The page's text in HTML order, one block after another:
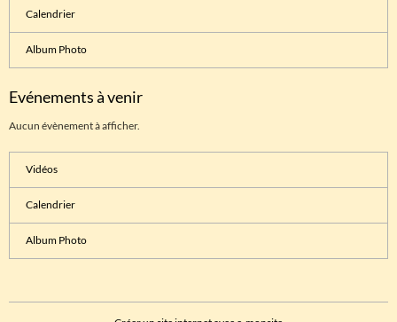
Calendrier
Album Photo
Evénements à venir
Aucun évènement à afficher.
Vidéos
Calendrier
Album Photo